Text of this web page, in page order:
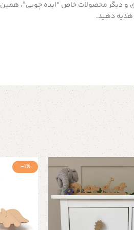
دیگر محصولات خاص “ایده چوبی”، همین
هدیه دهید.
-1%